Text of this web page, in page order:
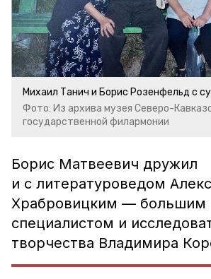
Михаил Танич и Борис Розенфельд с
Фото: Из архива музея Северо-
государственной филармонии
Борис Матвеевич дружил
и с литературоведом
Храбровицким — большим
специалистом и
творчества Владимира